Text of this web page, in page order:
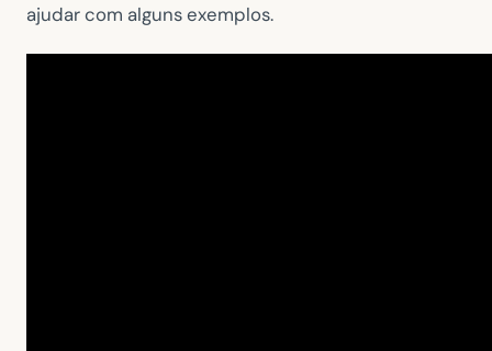
ajudar com alguns exemplos.